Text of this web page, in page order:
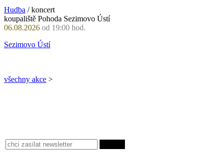
Hudba / koncert
koupaliště Pohoda Sezimovo Ústí
06.08.2026 od 19:00 hod.
Sezimovo Ústí
všechny akce >